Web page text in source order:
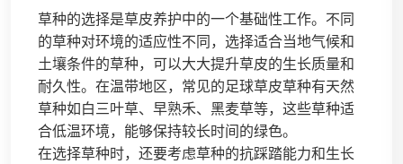
草种的选择是草皮养护中的一个基础性工作。不同
的草种对环境的适应性不同，选择适合当地气候和
土壤条件的草种，可以大大提升草皮的生长质量和
耐久性。在温带地区，常见的足球草皮草种有天然
草种如白三叶草、早熟禾、黑麦草等，这些草种适
合低温环境，能够保持较长时间的绿色。
在选择草种时，还要考虑草种的抗踩踏能力和生长